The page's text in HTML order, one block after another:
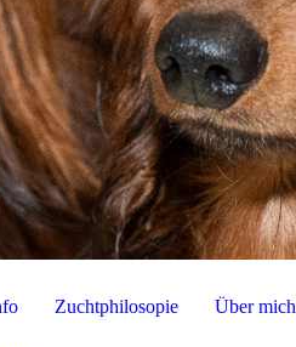
Zuchtphilosopie Über mich